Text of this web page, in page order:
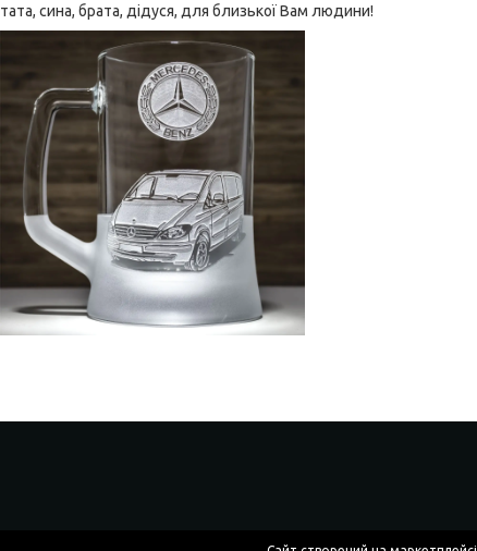
тата, сина, брата, дідуся, для близької Вам людини!